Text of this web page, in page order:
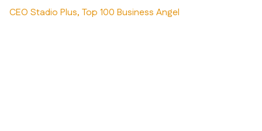
CEO Stadio Plus, Top 100 Business Angel